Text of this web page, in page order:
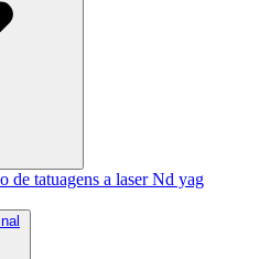
de tatuagens a laser Nd yag